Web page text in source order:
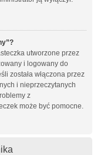
utworzone przez
i logowany do
została włączona przez
i nieprzeczytanych
z
może być pomocne.